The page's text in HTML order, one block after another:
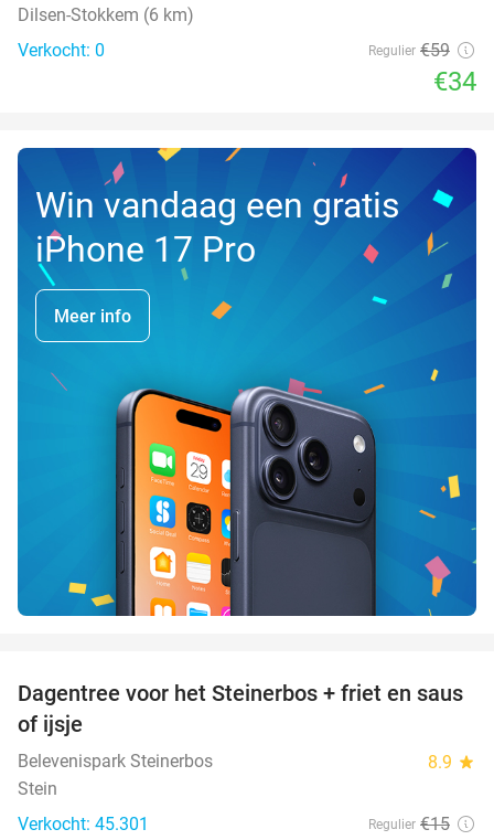
Dilsen-Stokkem (6 km)
Verkocht: 0
Regulier €59
€34
Win vandaag een gratis
iPhone 17 Pro
Meer info
37%
Dagentree voor het Steinerbos + friet en saus
of ijsje
Belevenispark Steinerbos 8.9 star
Stein
Verkocht: 45.301
Regulier €15